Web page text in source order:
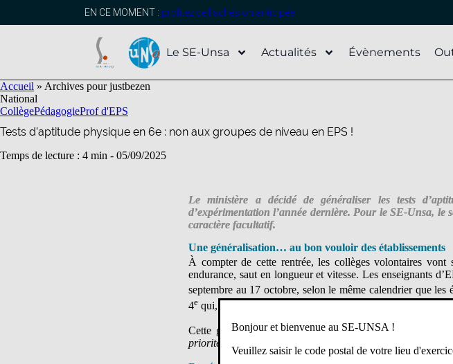
EN CE MOMENT : profitez de l’adhésion anticipée
Le SE-Unsa Actualités Évènements
Accueil » Archives pour justbezen
National
CollègePédagogieProf d'EPS
Tests d’aptitude physique en 6e : non aux groupes de niveau en EPS !
Temps de lecture : 4 min - 05/09/2025
Le ministère a décidé de généraliser les tests
d’expérimentation l’année dernière. Pour le SE-Unsa, le
caractère facultatif.
Une généralisation… au bon vouloir des établissements
À compter de cette rentrée, les collèges volontaires vont
endurance, saut en longueur et vitesse. Les enseignants
septembre au 17 octobre, selon le même calendrier que
4e qui, elles, sont obligatoires.
Cette généralisation fait suite à une expérimentation
priorités politiques du gouvernement
Bonjour et bienvenue au SE-UNSA !
Veuillez saisir le code postal de votre lieu